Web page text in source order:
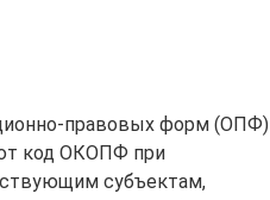
правовых форм (ОПФ)
код ОКОПФ при
субъектам,